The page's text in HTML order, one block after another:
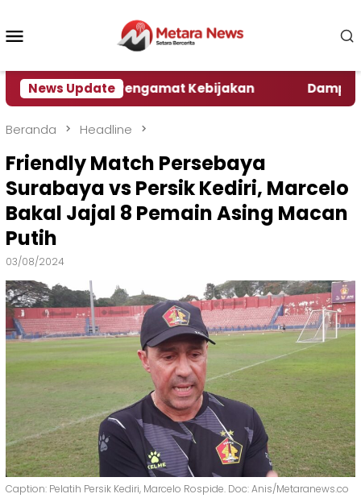
konten
News Update
Ini Kata Pengamat Kebijakan Dampak El
Beranda Headline
Friendly Match Persebaya
Surabaya vs Persik Kediri, Marcelo
Bakal Jajal 8 Pemain Asing Macan
Putih
03/08/2024
Caption: Pelatih Persik Kediri, Marcelo Rospide. Doc: Anis/Metaranews.co